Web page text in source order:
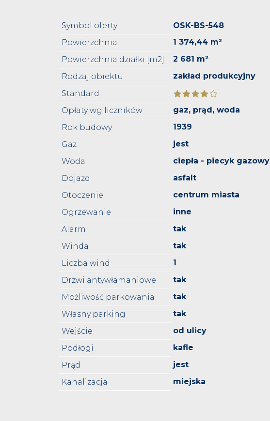
Symbol oferty
OSK-BS-548
Powierzchnia
1 374,44 m²
Powierzchnia działki [m2]
2 681 m²
Rodzaj obiektu
zakład produkcyjny
Standard
Opłaty wg liczników
gaz, prąd, woda
Rok budowy
1939
Gaz
jest
Woda
ciepła - piecyk gazowy
Dojazd
asfalt
Otoczenie
centrum miasta
Ogrzewanie
inne
Alarm
tak
Winda
tak
Liczba wind
1
Drzwi antywłamaniowe
tak
Możliwość parkowania
tak
Własny parking
tak
Wejście
od ulicy
Podłogi
kafle
Prąd
jest
Kanalizacja
miejska